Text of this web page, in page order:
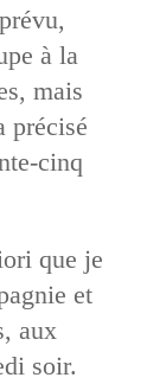
à la
mais
précisé
cinq
que je
et
aux
soir.